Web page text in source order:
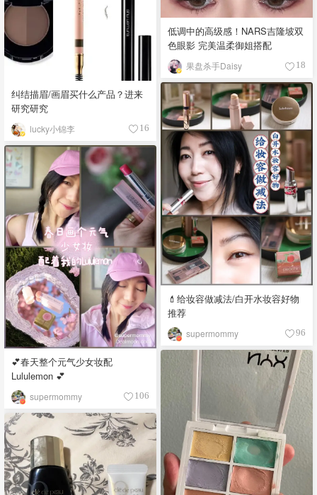
低调中的高级感！NARS吉隆坡双
色眼影 完美温柔御姐搭配
果盘杀手Daisy 18
纠结描眉/画眉买什么产品？进来
研究研究
lucky小锦李 16
💄给妆容做减法/白开水妆容好物
推荐
supermommy 96
💕春天整个元气少女妆配
Lululemon 💕
supermommy 106